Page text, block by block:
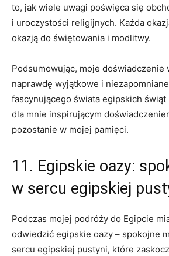
to, jak wiele uwagi poświęca się
i uroczystości religijnych. Każda
okazją do świętowania i⁤ modlitwy.
Podsumowując, moje ⁤doświadczenie
naprawdę wyjątkowe i
fascynującego świata egipskich świąt
dla mnie inspirującym
pozostanie‌ w mojej pamięci.
11. Egipskie oazy:
w ⁤sercu egipskiej
Podczas mojej podróży do Egipcie
odwiedzić⁢ egipskie oazy – ‍spokojne
sercu egipskiej pustyni, które